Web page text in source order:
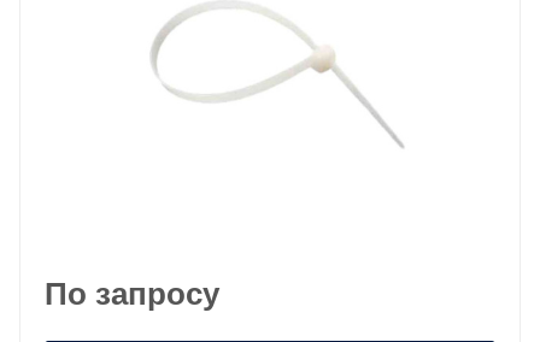
По запросу